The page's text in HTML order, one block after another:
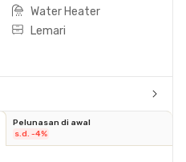
Water Heater
Lemari
Pelunasan di awal
s.d. -4%